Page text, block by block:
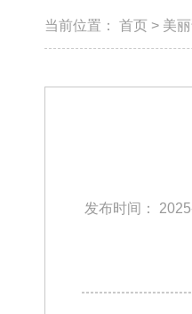
当前位置： 首页 > 美
发布时间：